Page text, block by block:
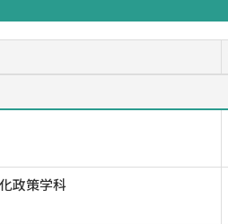
政策学科